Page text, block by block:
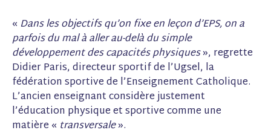
e
f
n
ê
t
r
e
)
e
f
n
ê
r
)
« Dans les objectifs qu’on fixe en leçon d’EPS, on a
parfois du mal à aller au-delà du simple
développement des capacités physiques», regrette
Didier Paris, directeur sportif de l’Ugsel, la
fédération sportive de l’Enseignement Catholique.
L’ancien enseignant considère justement
l’éducation physique et sportive comme une
matière « transversale».